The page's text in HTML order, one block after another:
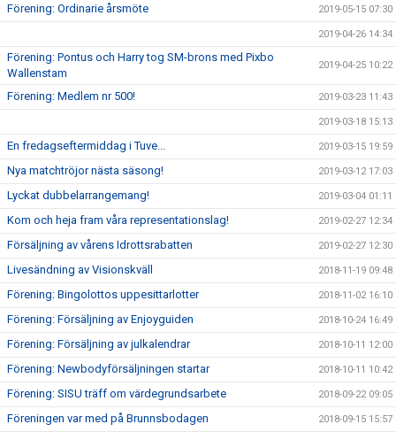
Förening: Ordinarie årsmöte 2019-05-15 07:30
2019-04-26 14:34
Förening: Pontus och Harry tog SM-brons med Pixbo
Wallenstam
2019-04-25 10:22
Förening: Medlem nr 500! 2019-03-23 11:43
2019-03-18 15:13
En fredagseftermiddag i Tuve... 2019-03-15 19:59
Nya matchtröjor nästa säsong! 2019-03-12 17:03
Lyckat dubbelarrangemang! 2019-03-04 01:11
Kom och heja fram våra representationslag! 2019-02-27 12:34
Försäljning av vårens Idrottsrabatten 2019-02-27 12:30
Livesändning av Visionskväll 2018-11-19 09:48
Förening: Bingolottos uppesittarlotter 2018-11-02 16:10
Förening: Försäljning av Enjoyguiden 2018-10-24 16:49
Förening: Försäljning av julkalendrar 2018-10-11 12:00
Förening: Newbodyförsäljningen startar 2018-10-11 10:42
Förening: SISU träff om värdegrundsarbete 2018-09-22 09:05
Föreningen var med på Brunnsbodagen 2018-09-15 15:57